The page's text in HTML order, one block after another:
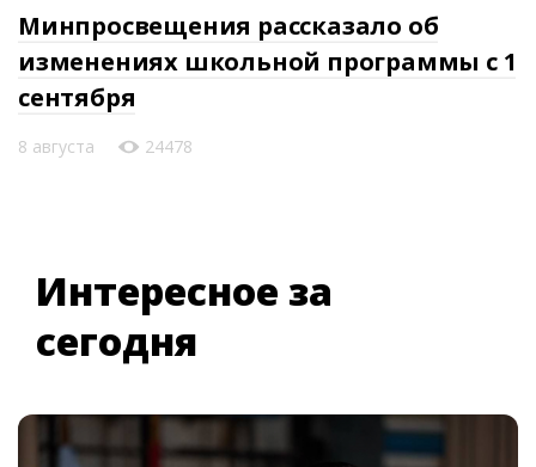
Минпросвещения рассказало об
изменениях школьной программы с 1
сентября
8 августа 24478
Интересное за
сегодня